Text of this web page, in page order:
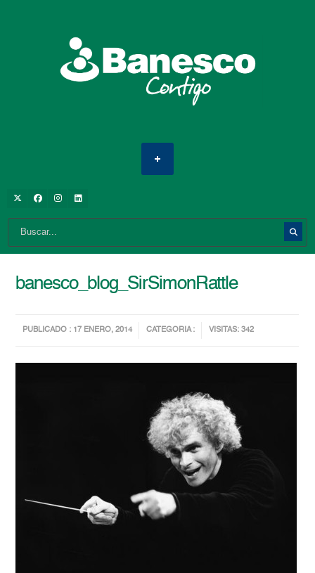
banesco_blog_SirSimonRattle
PUBLICADO : 17 ENERO, 2014 CATEGORIA : VISITAS: 342